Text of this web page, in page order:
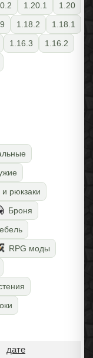
1.20.1
1.20
1.18.2
1.18.1
1.16.3
1.16.2
рюкзаки
Броня
RPG моды
дате